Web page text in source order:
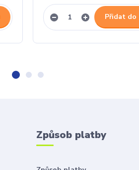
Přidat do
Způsob platby